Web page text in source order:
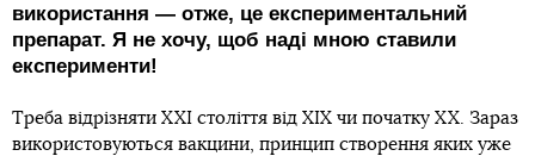
використання ― отже, це експериментальний
препарат. Я не хочу, щоб наді мною ставили
експерименти!
Треба відрізняти XXI століття від XIX чи початку XX. Зараз
використовуються вакцини, принцип створення яких уже